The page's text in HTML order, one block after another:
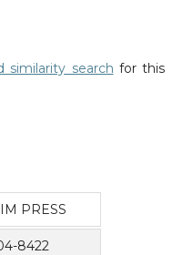
similarity search for this
PRESS
8422